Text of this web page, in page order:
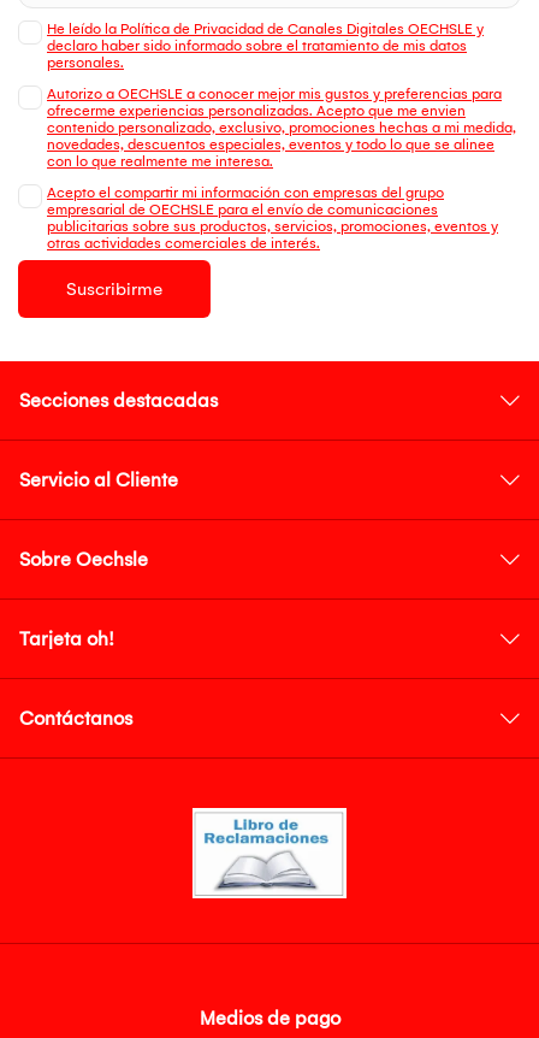
He leído la Política de Privacidad de Canales Digitales OECHSLE y
declaro haber sido informado sobre el tratamiento de mis datos
personales.
Autorizo a OECHSLE a conocer mejor mis gustos y preferencias para
ofrecerme experiencias personalizadas. Acepto que me envien
contenido personalizado, exclusivo, promociones hechas a mi medida,
novedades, descuentos especiales, eventos y todo lo que se alinee
con lo que realmente me interesa.
Acepto el compartir mi información con empresas del grupo
empresarial de OECHSLE para el envío de comunicaciones
publicitarias sobre sus productos, servicios, promociones, eventos y
otras actividades comerciales de interés.
Suscribirme
Secciones destacadas
Servicio al Cliente
Sobre Oechsle
Tarjeta oh!
Contáctanos
Medios de pago